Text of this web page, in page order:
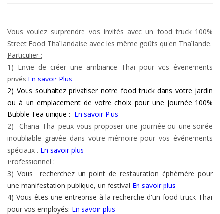
Vous voulez surprendre vos invités avec un food truck 100%
Street Food Thaïlandaise avec les même goûts qu'en Thaïlande.
Particulier :
1) Envie de créer une ambiance Thaï pour vos évenements
privés En savoir Plus
2) Vous souhaitez privatiser notre food truck dans votre jardin
ou à un emplacement de votre choix pour une journée 100%
Bubble Tea unique : En savoir Plus
2)
Chana Thai peux vous proposer une journée ou une soirée
inoubliable gravée dans votre mémoire pour vos événements
spéciaux . En savoir plus
Professionnel :
3) Vous recherchez un point de restauration éphémère pour
une manifestation publique, un festival En savoir plus
4) Vous êtes une entreprise à la recherche d'un food truck Thaï
pour vos employés: En savoir plus